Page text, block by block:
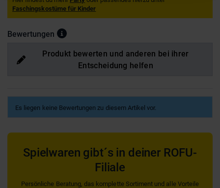
Faschingskostüme für Kinder
Bewertungen
Produkt bewerten und anderen bei ihrer
Entscheidung helfen
Es liegen keine Bewertungen zu diesem Artikel vor.
Spielwaren gibt´s in deiner ROFU-
Filiale
Persönliche Beratung, das komplette Sortiment und alle Vorteile